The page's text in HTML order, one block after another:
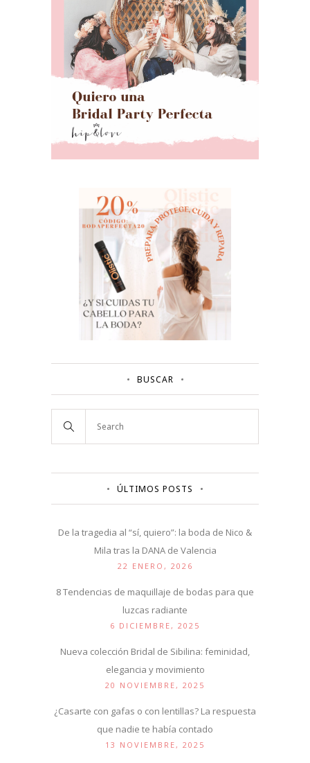
BUSCAR
ÚLTIMOS POSTS
De la tragedia al “sí, quiero”: la boda de Nico &
Mila tras la DANA de Valencia
22 ENERO, 2026
8 Tendencias de maquillaje de bodas para que
luzcas radiante
6 DICIEMBRE, 2025
Nueva colección Bridal de Sibilina: feminidad,
elegancia y movimiento
20 NOVIEMBRE, 2025
¿Casarte con gafas o con lentillas? La respuesta
que nadie te había contado
13 NOVIEMBRE, 2025